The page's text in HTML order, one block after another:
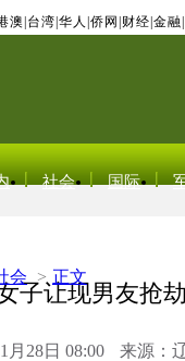
澳 台湾 华人 侨网 财经 金融
社会 国际
会 > 正文
子让现男友抢
月28日 08:00 来源：